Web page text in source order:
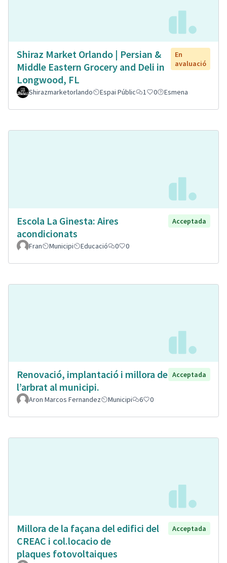
Shiraz Market Orlando | Persian &
Middle Eastern Grocery and Deli in
Longwood, FL
En
avaluació
Shirazmarketorlando Espai Públic 1 0 Esmena
Escola La Ginesta: Aires
acondicionats
Acceptada
Fran Municipi Educació 0 0
Renovació, implantació i millora de
l’arbrat al municipi.
Acceptada
Aron Marcos Fernandez Municipi 6 0
Millora de la façana del edifici del
CREAC i col.locacio de
plaques fotovoltaiques
Acceptada